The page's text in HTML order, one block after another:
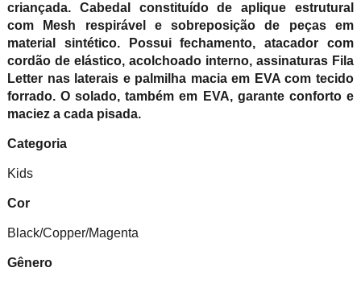
criançada. Cabedal constituído de aplique estrutural
com Mesh respirável e sobreposição de peças em
material sintético. Possui fechamento, atacador com
cordão de elástico, acolchoado interno, assinaturas Fila
Letter nas laterais e palmilha macia em EVA com tecido
forrado. O solado, também em EVA, garante conforto e
maciez a cada pisada.
Categoria
Kids
Cor
Black/Copper/Magenta
Gênero